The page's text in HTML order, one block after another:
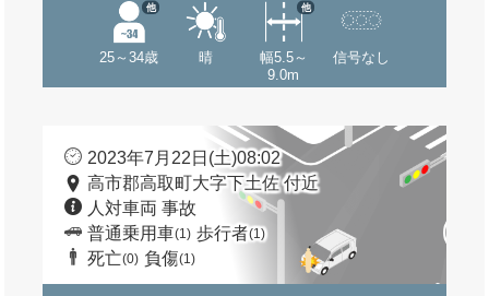
25～34歳
他
晴
幅5.5～
9.0m
他
信号なし
2023年7月22日(土)08:02
高市郡高取町大字下土佐 付近
人対車両 事故
普通乗用車(1) 歩行者(1)
死亡(0) 負傷(1)